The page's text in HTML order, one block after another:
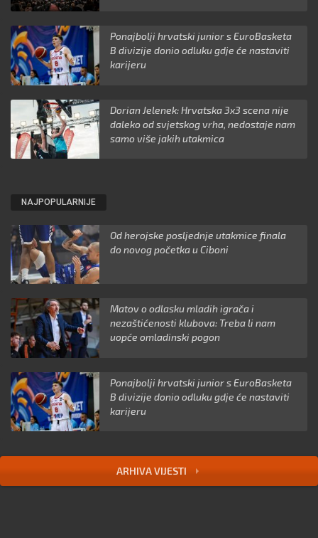
Ponajbolji hrvatski junior s EuroBasketa
B divizije donio odluku gdje će nastaviti
karijeru
Dorian Jelenek: Hrvatska 3x3 scena nije
daleko od svjetskog vrha, nedostaje nam
samo više jakih utakmica
NAJPOPULARNIJE
Od herojske posljednje utakmice finala
do novog početka u Ciboni
Matov o odlasku mladih igrača i
nezaštićenosti klubova: Treba li nam
uopće omladinski pogon
Ponajbolji hrvatski junior s EuroBasketa
B divizije donio odluku gdje će nastaviti
karijeru
ARHIVA VIJESTI